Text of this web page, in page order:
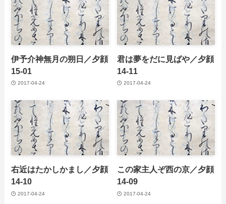
伊予介神無月の朔日／夕顔
15-01
2017-04-24
君は夢をだに見ばや／夕顔
14-11
2017-04-24
右近はたかしかまし／夕顔
14-10
2017-04-24
この家主人ぞ西の京／夕顔
14-09
2017-04-24